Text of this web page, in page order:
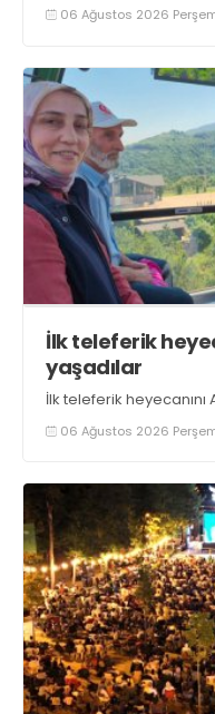
tezgahlarda taze balık
boyunca tezgahlarda
06 Ağustos 2026
İlk teleferik
yaşadılar
İlk teleferik heyecanını
06 Ağustos 2026